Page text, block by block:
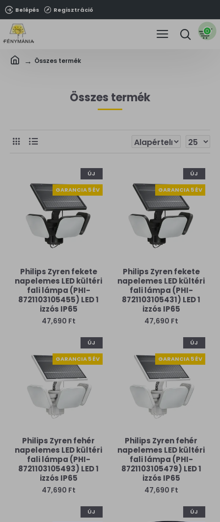
Belépés Regisztráció
0
Összes termék
Összes termék
ÚJ
GARANCIA 5 ÉV
Philips Zyren fekete
napelemes LED kültéri
fali lámpa (PHI-
8721103105455) LED 1
izzós IP65
47,690 Ft
ÚJ
GARANCIA 5 ÉV
Philips Zyren fekete
napelemes LED kültéri
fali lámpa (PHI-
8721103105431) LED 1
izzós IP65
47,690 Ft
ÚJ
GARANCIA 5 ÉV
Philips Zyren fehér
napelemes LED kültéri
fali lámpa (PHI-
8721103105493) LED 1
izzós IP65
47,690 Ft
ÚJ
GARANCIA 5 ÉV
Philips Zyren fehér
napelemes LED kültéri
fali lámpa (PHI-
8721103105479) LED 1
izzós IP65
47,690 Ft
ÚJ ÚJ